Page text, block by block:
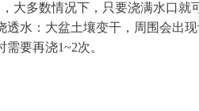
大多数情况下，只要浇满水口就
水：大盆土壤变干，周围会出
要再浇1~2次。